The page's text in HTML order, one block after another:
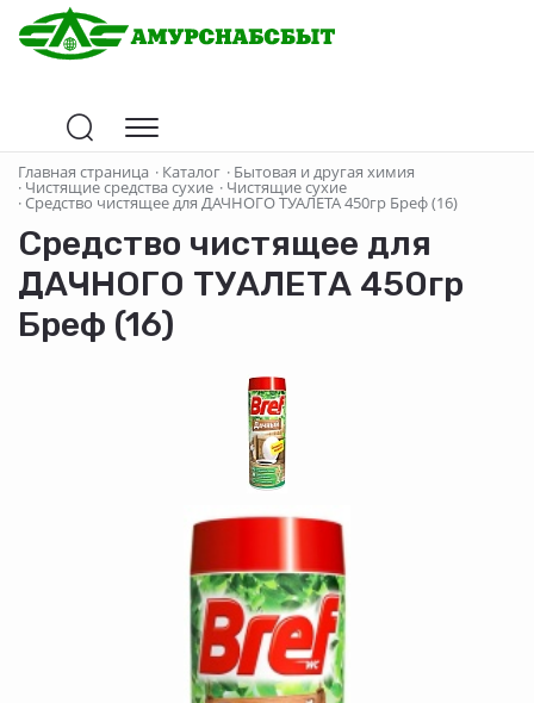
Главная страница · Каталог · Бытовая и другая химия
· Чистящие средства сухие · Чистящие сухие
·Средство чистящее для ДАЧНОГО ТУАЛЕТА 450гр Бреф (16)
Средство чистящее для
ДАЧНОГО ТУАЛЕТА 450гр
Бреф (16)